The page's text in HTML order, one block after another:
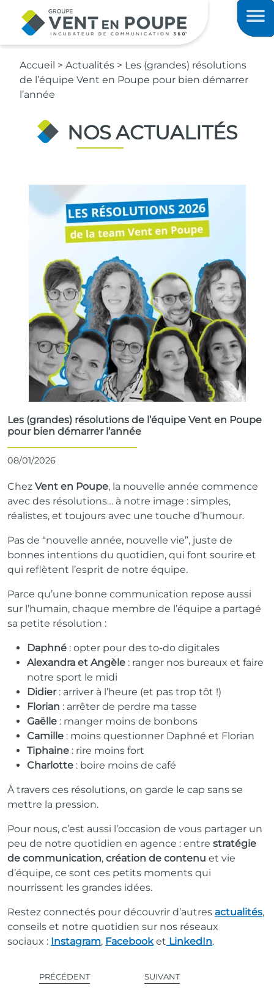
Accueil > Actualités > Les (grandes) résolutions
de l’équipe Vent en Poupe pour bien démarrer
l’année
NOS ACTUALITÉS
Les (grandes) résolutions de l’équipe Vent en Poupe
pour bien démarrer l’année
08/01/2026
Chez Vent en Poupe, la nouvelle année commence
avec des résolutions… à notre image : simples,
réalistes, et toujours avec une touche d’humour.
Pas de “nouvelle année, nouvelle vie”, juste de
bonnes intentions du quotidien, qui font sourire et
qui reflètent l’esprit de notre équipe.
Parce qu’une bonne communication repose aussi
sur l’humain, chaque membre de l’équipe a partagé
sa petite résolution :
Daphné : opter pour des to-do digitales
Alexandra et Angèle : ranger nos bureaux et faire
notre sport le midi
Didier: arriver à l’heure (et pas trop tôt !)
Florian : arrêter de perdre ma tasse
Gaëlle : manger moins de bonbons
Camille : moins questionner Daphné et Florian
Tiphaine : rire moins fort
Charlotte : boire moins de café
À travers ces résolutions, on garde le cap sans se
mettre la pression.
Pour nous, c’est aussi l’occasion de vous partager un
peu de notre quotidien en agence : entre stratégie
de communication, création de contenu et vie
d’équipe, ce sont ces petits moments qui
nourrissent les grandes idées.
Restez connectés pour découvrir d’autres actualités,
conseils et notre quotidien sur nos réseaux
sociaux : Instagram, Facebook et LinkedIn.
PRÉCÉDENT SUIVANT